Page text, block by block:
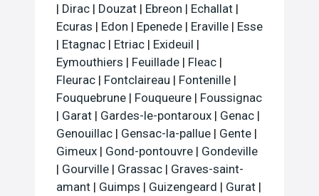
| Dirac | Douzat | Ebreon | Echallat |
Ecuras | Edon | Epenede | Eraville | Esse
| Etagnac | Etriac | Exideuil |
Eymouthiers | Feuillade | Fleac |
Fleurac | Fontclaireau | Fontenille |
Fouquebrune | Fouqueure | Foussignac
| Garat | Gardes-le-pontaroux | Genac |
Genouillac | Gensac-la-pallue | Gente |
Gimeux | Gond-pontouvre | Gondeville
| Gourville | Grassac | Graves-saint-
amant | Guimps | Guizengeard | Gurat |